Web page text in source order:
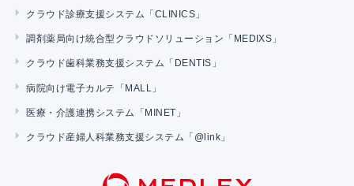
クラウド診療支援システム「CLINICS」
調剤薬局向け統合型クラウドソリューション「MEDIXS」
クラウド歯科業務支援システム「DENTIS」
病院向け電子カルテ「MALL」
医療・介護連携システム「MINET」
クラウド産婦人科業務支援システム「@link」